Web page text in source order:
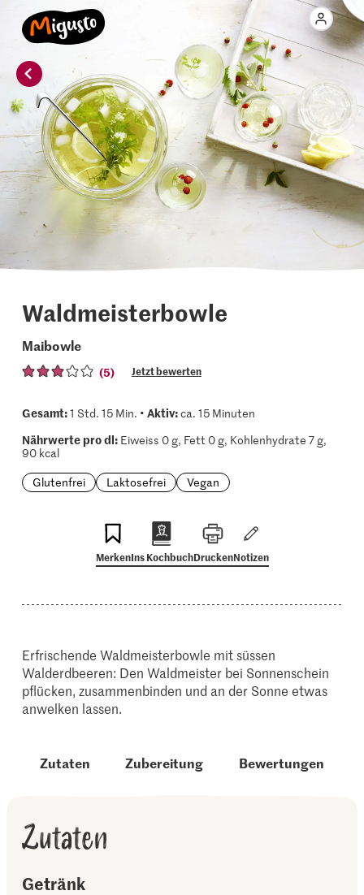
Waldmeisterbowle
Maibowle
(5) Jetzt bewerten
Gesamt:1 Std. 15 Min. • Aktiv:ca. 15 Minuten
Nährwerte pro dl:Eiweiss 0 g, Fett 0 g, Kohlenhydrate 7 g,
90 kcal
Glutenfrei
Laktosefrei Vegan
MerkenIns KochbuchDruckenNotizen
Erfrischende Waldmeisterbowle mit süssen
Walderdbeeren: Den Waldmeister bei Sonnenschein
pflücken, zusammenbinden und an der Sonne etwas
anwelken lassen.
Zutaten Zubereitung Bewertungen
Zutaten
Getränk